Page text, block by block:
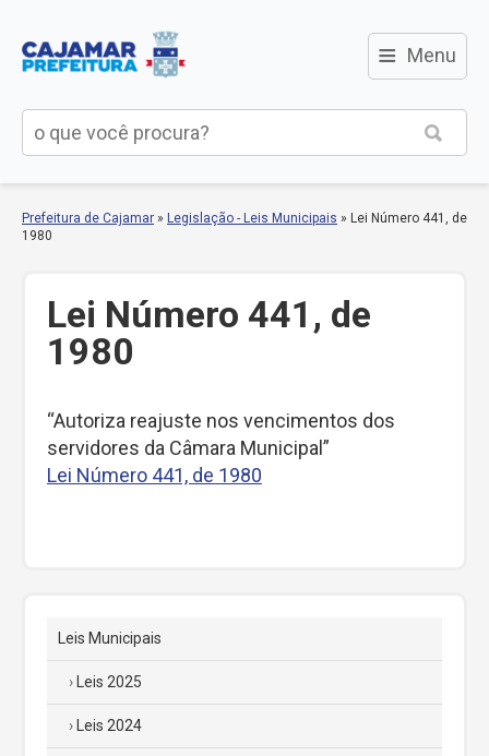
≡ Menu
Prefeitura de Cajamar » Legislação - Leis Municipais » Lei Número 441, de
1980
Lei Número 441, de
1980
“Autoriza reajuste nos vencimentos dos
servidores da Câmara Municipal”
Lei Número 441, de 1980
Leis Municipais
Leis 2025
Leis 2024